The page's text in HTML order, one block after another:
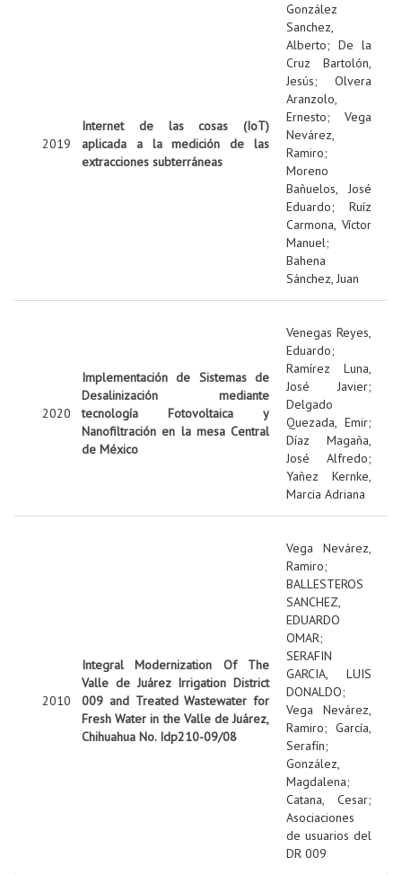
2019
Internet de las cosas (IoT)
aplicada a la medición de las
extracciones subterráneas
González
Sanchez,
Alberto; De la
Cruz Bartolón,
Jesús; Olvera
Aranzolo,
Ernesto; Vega
Nevárez,
Ramiro;
Moreno
Bañuelos, José
Eduardo; Ruíz
Carmona, Víctor
Manuel;
Bahena
Sánchez, Juan
2020
Implementación de Sistemas de
Desalinización mediante
tecnología Fotovoltaica y
Nanofiltración en la mesa Central
de México
Venegas Reyes,
Eduardo;
Ramírez Luna,
José Javier;
Delgado
Quezada, Emir;
Díaz Magaña,
José Alfredo;
Yañez Kernke,
Marcia Adriana
2010
Integral Modernization Of The
Valle de Juárez Irrigation District
009 and Treated Wastewater for
Fresh Water in the Valle de Juárez,
Chihuahua No. Idp210-09/08
Vega Nevárez,
Ramiro;
BALLESTEROS
SANCHEZ,
EDUARDO
OMAR;
SERAFIN
GARCIA, LUIS
DONALDO;
Vega Nevárez,
Ramiro; García,
Serafín;
González,
Magdalena;
Catana, Cesar;
Asociaciones
de usuarios del
DR 009